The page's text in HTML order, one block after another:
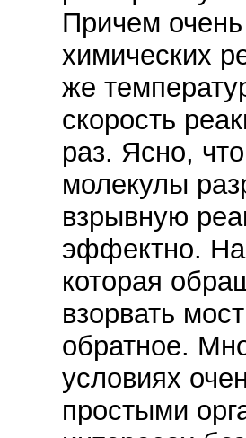
Причем
химических
же
скорость
раз. Ясно,
молекулы
взрывную
эффектно.
которая
взорвать
обратное.
условиях
простыми